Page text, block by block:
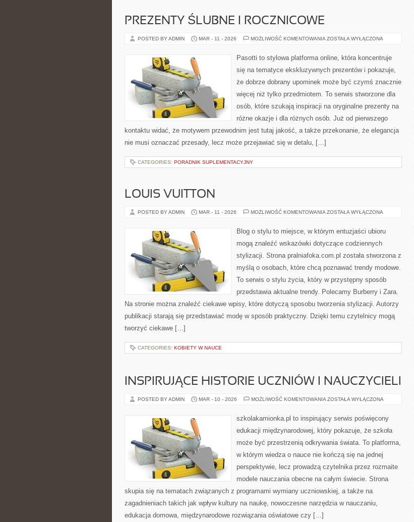
PREZENTY ŚLUBNE I ROCZNICOWE
POSTED BY ADMIN MAR - 11 - 2026 MOŻLIWOŚĆ KOMENTOWANIA PREZENTY
ROCZNICOWE
ZOSTAŁA WYŁĄCZONA
Pasotti to stylowa platforma online, która koncentruje
się na tematyce ekskluzywnych prezentów i pokazuje,
że dobrze dobrany upominek może być czymś znacznie
więcej niż tylko przedmiotem. To serwis stworzone dla
osób, które szukają inspiracji na oryginalne prezenty na
różne okazje i dla różnych osób. Już od pierwszego
kontaktu widać, że motywem przewodnim jest tutaj jakość, a także przekonanie, że elegancja
nie musi oznaczać przesady, lecz może przejawiać się w detalu, […]
CATEGORIES: PORADNIK SUPLEMENTACYJNY
LOUIS VUITTON
POSTED BY ADMIN MAR - 11 - 2026 MOŻLIWOŚĆ KOMENTOWANIA LOUIS
ZOSTAŁA WYŁĄCZONA
Blog o stylu to miejsce, w którym entuzjaści ubioru
mogą znaleźć wskazówki dotyczące codziennych
stylizacji. Strona pralniafoka.com.pl została stworzona z
myślą o osobach, które chcą poznawać trendy modowe.
To serwis o stylu życia, który w przystępny sposób
przedstawia aktualne trendy. Polecamy Burberry i Zara.
Na stronie można znaleźć ciekawe wpisy, które dotyczą sposobu tworzenia stylizacji. Autorzy
publikacji starają się przedstawiać modę w sposób praktyczny. Dzięki temu czytelnicy mogą
tworzyć ciekawe […]
CATEGORIES: KOBIETY W NAUCE
INSPIRUJĄCE HISTORIE UCZNIÓW I NAUCZYCIELI
POSTED BY ADMIN MAR - 10 - 2026 MOŻLIWOŚĆ KOMENTOWANIA INSPIRUJĄCE
NAUCZYCIELI
ZOSTAŁA WYŁĄCZONA
szkolakamionka.pl to inspirujący serwis poświęcony
edukacji międzynarodowej, który pokazuje, że szkoła
może być przestrzenią odkrywania świata. To platforma,
w którym wiedza o nauce nie kończą się na jednej
perspektywie, lecz prowadzą czytelnika przez rozmaite
modele nauczania obecne na całym świecie. Strona
skupia się na tematach związanych z programami wymiany uczniowskiej, a także na
zagadnieniach takich jak wpływ kultury na naukę, nowoczesne narzędzia w nauczaniu,
edukacja domowa, międzynarodowe rozwiązania oświatowe czy […]